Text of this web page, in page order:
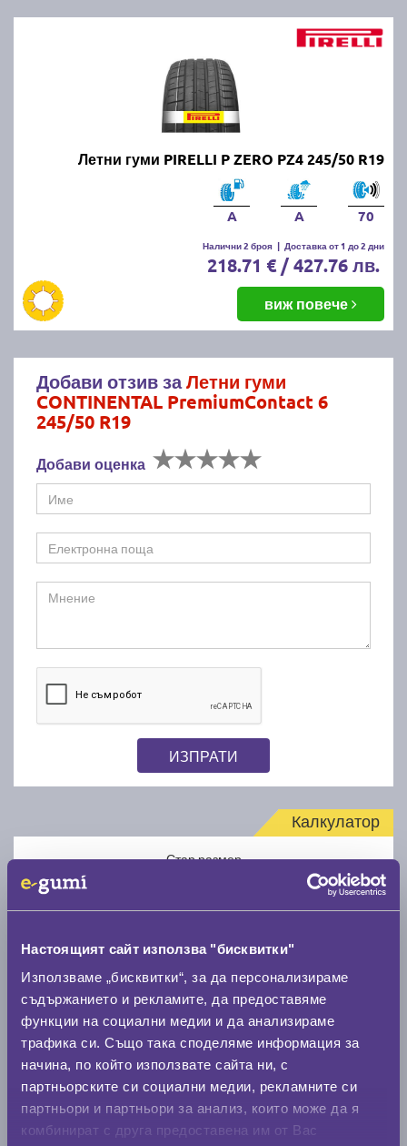
Настоящият сайт използва "бисквитки"
Използваме „бисквитки“, за да персонализираме
съдържанието и рекламите, да предоставяме
функции на социални медии и да анализираме
трафика си. Също така споделяме информация за
начина, по който използвате сайта ни, с
партньорските си социални медии, рекламните си
партньори и партньори за анализ, които може да я
комбинират с друга предоставена им от Вас
Летни гуми PIRELLI P ZERO PZ4 245/50 R19
A A 70
Налични 2 броя | Доставка от 1 до 2 дни
218.71 € / 427.76 лв.
виж повече
Добави отзив заЛетни гуми
CONTINENTAL PremiumContact 6
245/50 R19
Добави оценка
ИЗПРАТИ
Калкулатор
Стар размер
Нов размер
Стар размер